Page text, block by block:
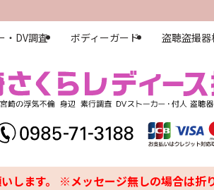
・DV調査 ボディーガード 盗聴盗撮
ます。 ※メッセージ無しの場合は折